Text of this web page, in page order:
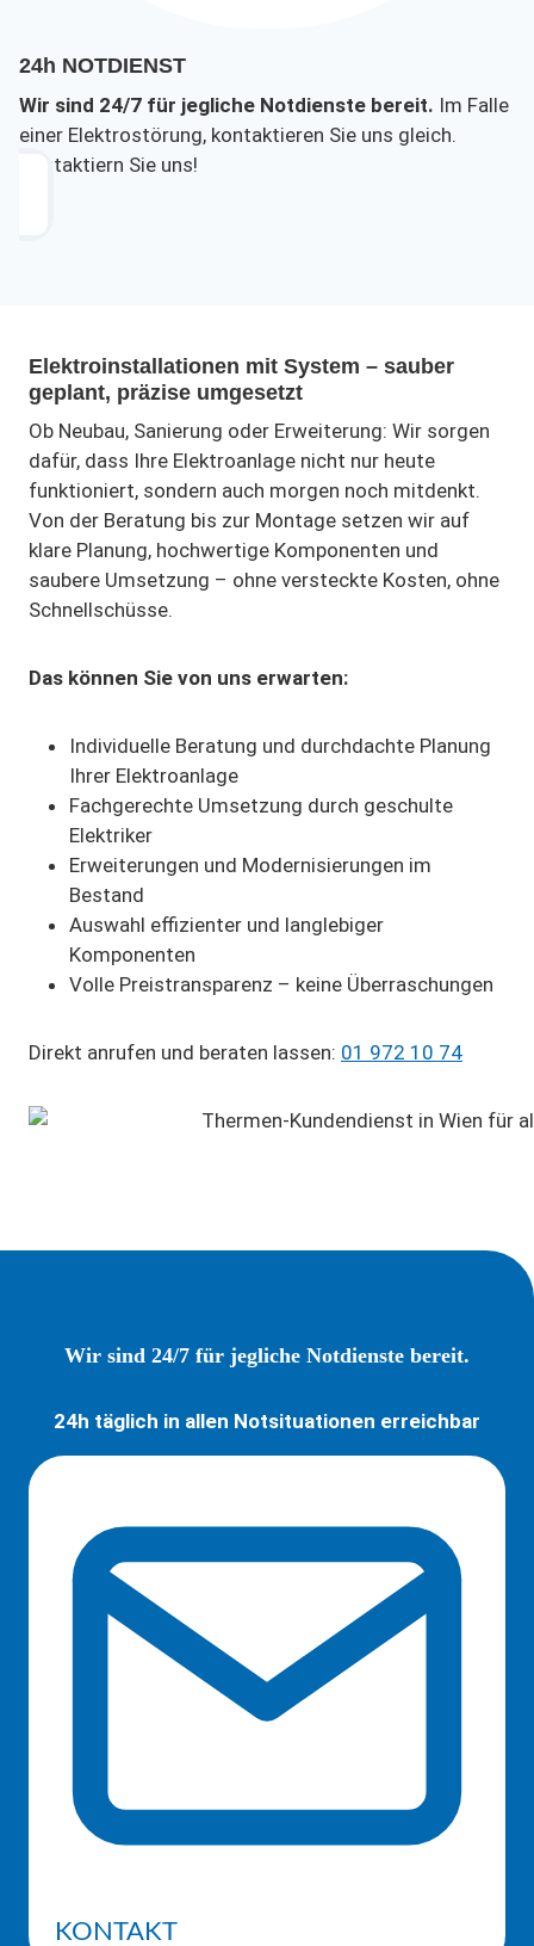
24h NOTDIENST
Wir sind 24/7 für jegliche Notdienste bereit. Im Falle
einer Elektrostörung, kontaktieren Sie uns gleich.
Kontaktiern Sie uns!
Elektroinstallationen mit System – sauber
geplant, präzise umgesetzt
Ob Neubau, Sanierung oder Erweiterung: Wir sorgen
dafür, dass Ihre Elektroanlage nicht nur heute
funktioniert, sondern auch morgen noch mitdenkt.
Von der Beratung bis zur Montage setzen wir auf
klare Planung, hochwertige Komponenten und
saubere Umsetzung – ohne versteckte Kosten, ohne
Schnellschüsse.
Das können Sie von uns erwarten:
Individuelle Beratung und durchdachte Planung
Ihrer Elektroanlage
Fachgerechte Umsetzung durch geschulte
Elektriker
Erweiterungen und Modernisierungen im
Bestand
Auswahl effizienter und langlebiger
Komponenten
Volle Preistransparenz – keine Überraschungen
Direkt anrufen und beraten lassen: 01 972 10 74
Wir sind 24/7 für jegliche Notdienste bereit.
24h täglich in allen Notsituationen erreichbar
KONTAKT